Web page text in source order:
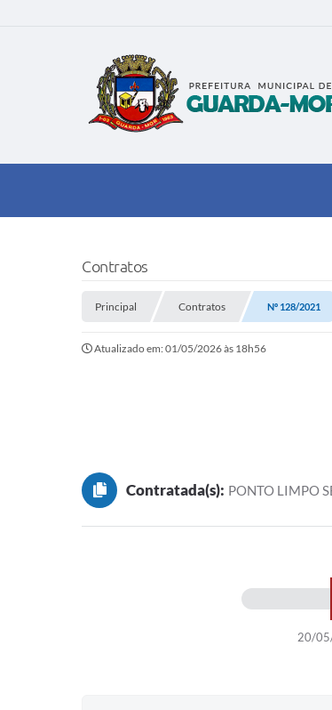
Contratos
Principal Contratos Nº 128/2021
Atualizado em: 01/05/2026 às 18h56
Contratada(s): PONTO LIMPO
20/